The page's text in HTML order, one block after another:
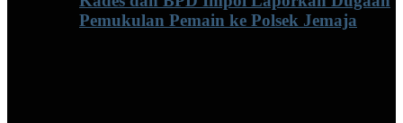
Pemukulan Pemain ke Polsek Jemaja